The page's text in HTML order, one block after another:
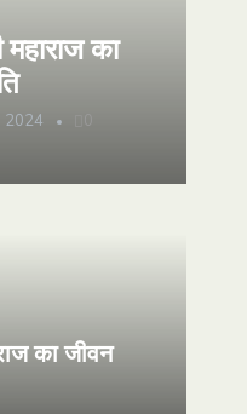
का
2024 0
का जीवन